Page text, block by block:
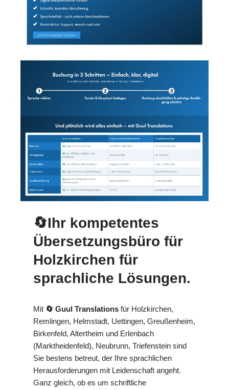
🔄Ihr kompetentes
Übersetzungsbüro für
Holzkirchen für
sprachliche Lösungen.
Mit 🔄 Guul Translations für Holzkirchen,
Remlingen, Helmstadt, Uettingen, Greußenheim,
Birkenfeld, Altertheim und Erlenbach
(Marktheidenfeld), Neubrunn, Triefenstein sind
Sie bestens betreut, der Ihre sprachlichen
Herausforderungen mit Leidenschaft angeht.
Ganz gleich, ob es um schriftliche